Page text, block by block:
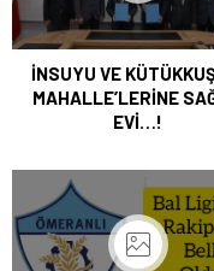
İNSUYU VE
MAHALLE’LERİNE
EVİ…!